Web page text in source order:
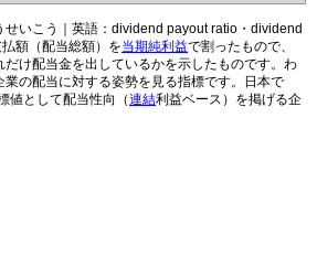
せいこう｜英語：dividend payout ratio・dividend
額（配当総額）を当期純利益で割ったもので、
け配当金を出しているかを示したものです。わ
の配当に対する姿勢を見る指標です。日本で
値として配当性向（連結利益ベース）を掲げる企